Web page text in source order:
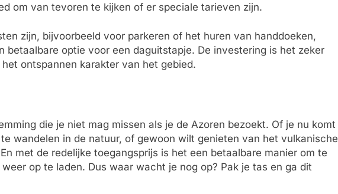
om van tevoren te kijken of er speciale tarieven zijn.
zijn, bijvoorbeeld voor parkeren of het huren van handdoeken,
betaalbare optie voor een daguitstapje. De investering is het zeker
ontspannen karakter van het gebied.
die je niet mag missen als je de Azoren bezoekt. Of je nu komt
wandelen in de natuur, of gewoon wilt genieten van het vulkanische
met de redelijke toegangsprijs is het een betaalbare manier om te
op te laden. Dus waar wacht je nog op? Pak je tas en ga dit